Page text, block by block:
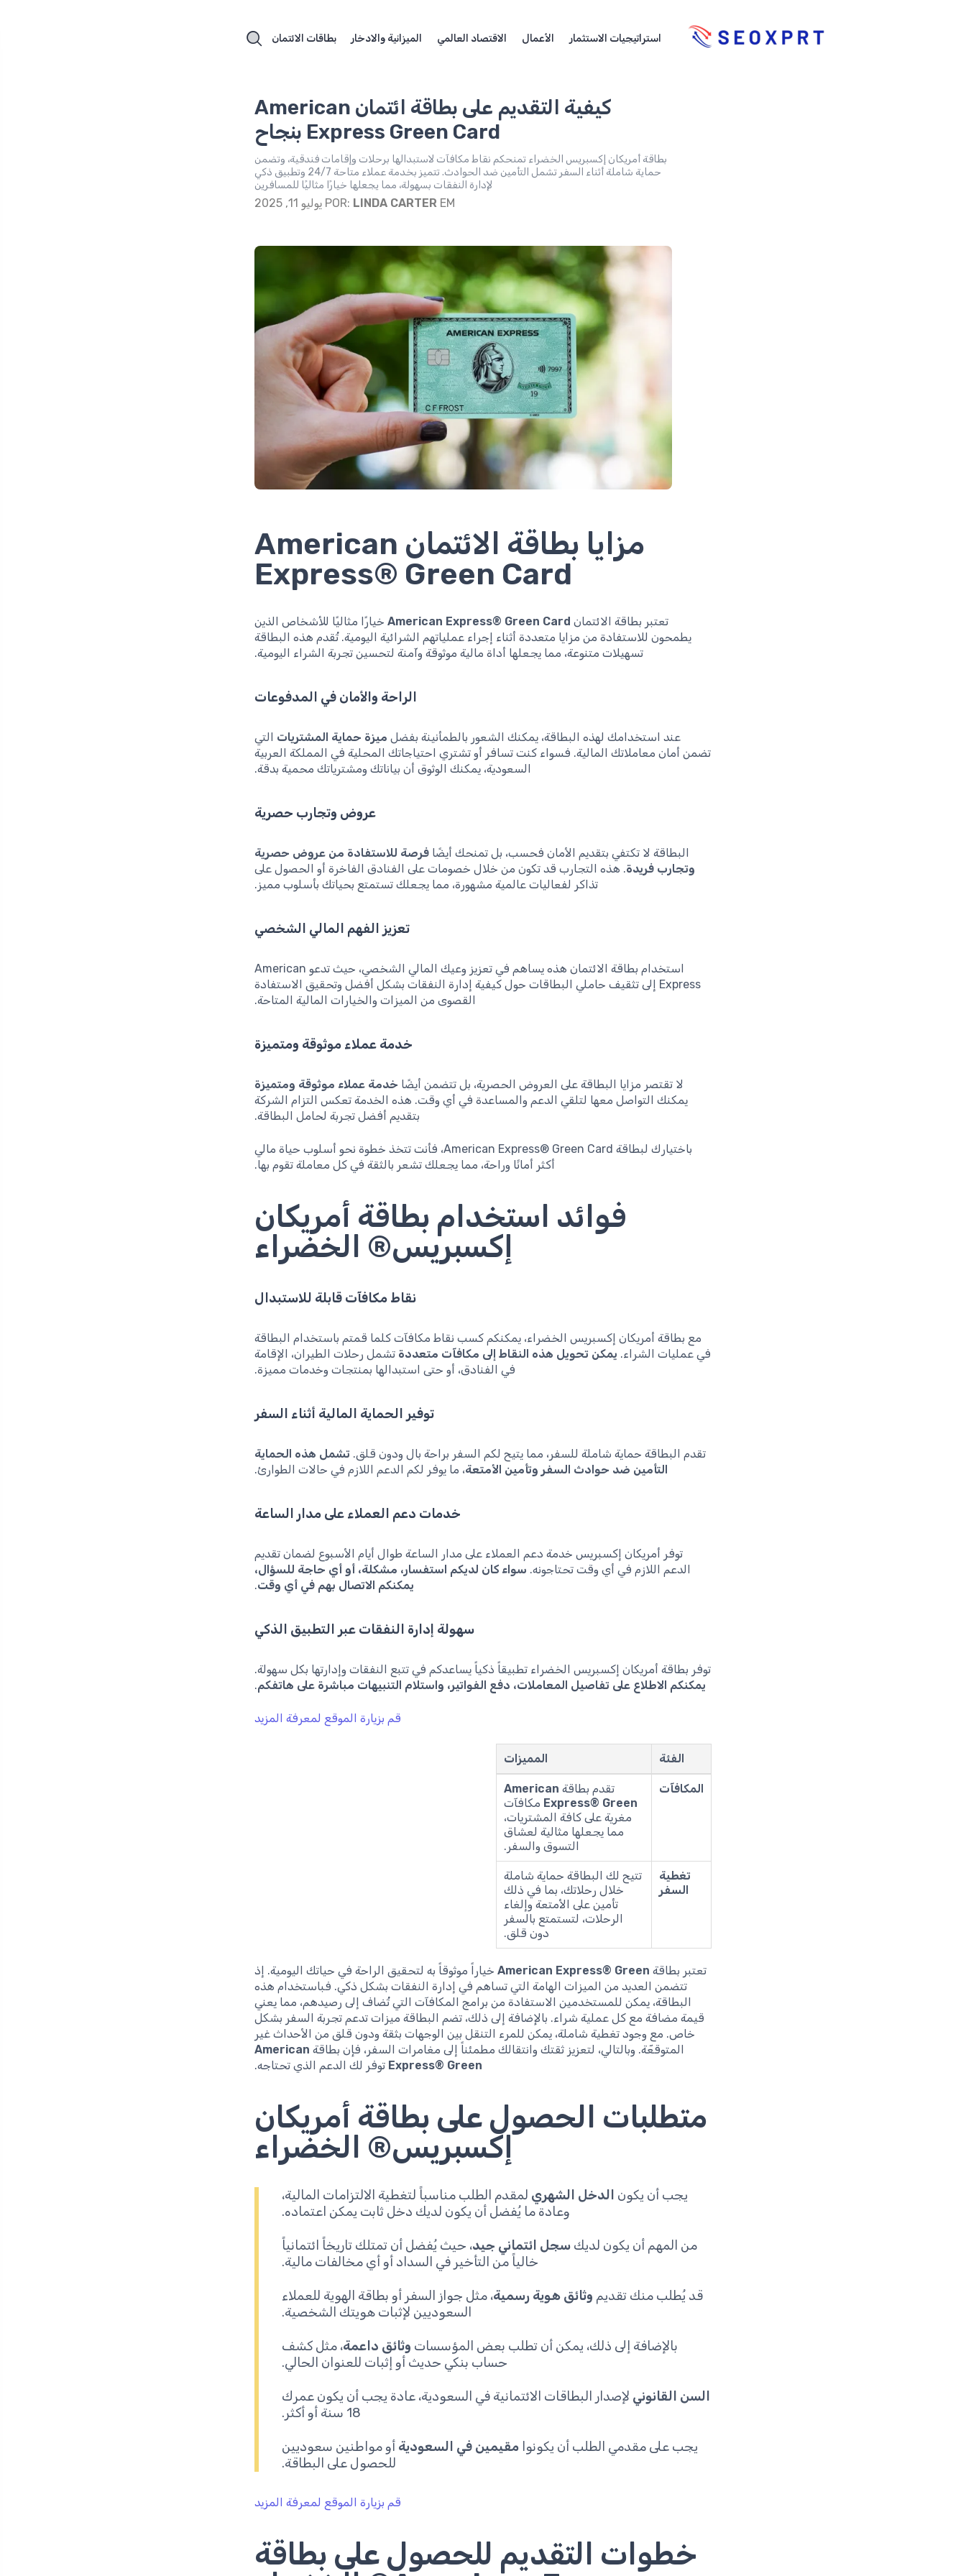
استراتيجيات الاستثمار الأعمال الاقتصاد العالمي الميزانية والادخار بطاقات الائتمان
كيفية التقديم على بطاقة ائتمان American
Express Green Card بنجاح
بطاقة أمريكان إكسبريس الخضراء تمنحكم نقاط مكافآت لاستبدالها برحلات وإقامات فندقية، وتضمن
حماية شاملة أثناء السفر تشمل التأمين ضد الحوادث. تتميز بخدمة عملاء متاحة 24/7 وتطبيق ذكي
لإدارة النفقات بسهولة، مما يجعلها خيارًا مثاليًا للمسافرين
POR: LINDA CARTER EM يوليو 11, 2025
مزايا بطاقة الائتمان American
Express® Green Card
تعتبر بطاقة الائتمان American Express® Green Cardخيارًا مثاليًا للأشخاص الذين
يطمحون للاستفادة من مزايا متعددة أثناء إجراء عملياتهم الشرائية اليومية. تُقدم هذه البطاقة
تسهيلات متنوعة، مما يجعلها أداة مالية موثوقة وآمنة لتحسين تجربة الشراء اليومية.
الراحة والأمان في المدفوعات
عند استخدامك لهذه البطاقة، يمكنك الشعور بالطمأنينة بفضل ميزة حماية المشتريات التي
تضمن أمان معاملاتك المالية. فسواء كنت تسافر أو تشتري احتياجاتك المحلية في المملكة العربية
السعودية، يمكنك الوثوق أن بياناتك ومشترياتك محمية بدقة.
عروض وتجارب حصرية
البطاقة لا تكتفي بتقديم الأمان فحسب، بل تمنحك أيضًا فرصة للاستفادة من عروض حصرية
وتجارب فريدة. هذه التجارب قد تكون من خلال خصومات على الفنادق الفاخرة أو الحصول على
تذاكر لفعاليات عالمية مشهورة، مما يجعلك تستمتع بحياتك بأسلوب مميز.
تعزيز الفهم المالي الشخصي
استخدام بطاقة الائتمان هذه يساهم في تعزيز وعيك المالي الشخصي، حيث تدعو American
Express إلى تثقيف حاملي البطاقات حول كيفية إدارة النفقات بشكل أفضل وتحقيق الاستفادة
القصوى من الميزات والخيارات المالية المتاحة.
خدمة عملاء موثوقة ومتميزة
لا تقتصر مزايا البطاقة على العروض الحصرية، بل تتضمن أيضًا خدمة عملاء موثوقة ومتميزة
يمكنك التواصل معها لتلقي الدعم والمساعدة في أي وقت. هذه الخدمة تعكس التزام الشركة
بتقديم أفضل تجربة لحامل البطاقة.
باختيارك لبطاقة American Express® Green Card، فأنت تتخذ خطوة نحو أسلوب حياة مالي
أكثر أمانًا وراحة، مما يجعلك تشعر بالثقة في كل معاملة تقوم بها.
فوائد استخدام بطاقة أمريكان
إكسبريس® الخضراء
نقاط مكافآت قابلة للاستبدال
مع بطاقة أمريكان إكسبريس الخضراء، يمكنكم كسب نقاط مكافآت كلما قمتم باستخدام البطاقة
في عمليات الشراء. يمكن تحويل هذه النقاط إلى مكافآت متعددة تشمل رحلات الطيران، الإقامة
في الفنادق، أو حتى استبدالها بمنتجات وخدمات مميزة.
توفير الحماية المالية أثناء السفر
تقدم البطاقة حماية شاملة للسفر، مما يتيح لكم السفر براحة بال ودون قلق. تشمل هذه الحماية
التأمين ضد حوادث السفر وتأمين الأمتعة، ما يوفر لكم الدعم اللازم في حالات الطوارئ.
خدمات دعم العملاء على مدار الساعة
توفر أمريكان إكسبريس خدمة دعم العملاء على مدار الساعة طوال أيام الأسبوع لضمان تقديم
الدعم اللازم في أي وقت تحتاجونه. سواء كان لديكم استفسار، مشكلة، أو أي حاجة للسؤال،
يمكنكم الاتصال بهم في أي وقت.
سهولة إدارة النفقات عبر التطبيق الذكي
توفر بطاقة أمريكان إكسبريس الخضراء تطبيقاً ذكياً يساعدكم في تتبع النفقات وإدارتها بكل سهولة.
يمكنكم الاطلاع على تفاصيل المعاملات، دفع الفواتير، واستلام التنبيهات مباشرة على هاتفكم.
قم بزيارة الموقع لمعرفة المزيد
الفئة المميزات
المكافآت تقدم بطاقة American
Express® Green مكافآت
مغرية على كافة المشتريات،
مما يجعلها مثالية لعشاق
التسوق والسفر.
تغطية
السفر
تتيح لك البطاقة حماية شاملة
خلال رحلاتك، بما في ذلك
تأمين على الأمتعة وإلغاء
الرحلات، لتستمتع بالسفر
دون قلق.
تعتبر بطاقة American Express® Greenخياراً موثوقاً به لتحقيق الراحة في حياتك اليومية. إذ
تتضمن العديد من الميزات الهامة التي تساهم في إدارة النفقات بشكل ذكي. فباستخدام هذه
البطاقة، يمكن للمستخدمين الاستفادة من برامج المكافآت التي تُضاف إلى رصيدهم، مما يعني
قيمة مضافة مع كل عملية شراء. بالإضافة إلى ذلك، تضم البطاقة ميزات تدعم تجربة السفر بشكل
خاص. مع وجود تغطية شاملة، يمكن للمرء التنقل بين الوجهات بثقة ودون قلق من الأحداث غير
المتوقعّة. وبالتالي، لتعزيز ثقتك وانتقالك مطمئناً إلى مغامرات السفر، فإن بطاقة American
Express® Green توفر لك الدعم الذي تحتاجه.
متطلبات الحصول على بطاقة أمريكان
إكسبريس® الخضراء
يجب أن يكون الدخل الشهري لمقدم الطلب مناسباً لتغطية الالتزامات المالية،
وعادة ما يُفضل أن يكون لديك دخل ثابت يمكن اعتماده.
من المهم أن يكون لديك سجل ائتماني جيد، حيث يُفضل أن تمتلك تاريخاً ائتمانياً
خالياً من التأخير في السداد أو أي مخالفات مالية.
قد يُطلب منك تقديم وثائق هوية رسمية، مثل جواز السفر أو بطاقة الهوية للعملاء
السعوديين لإثبات هويتك الشخصية.
بالإضافة إلى ذلك، يمكن أن تطلب بعض المؤسسات وثائق داعمة، مثل كشف
حساب بنكي حديث أو إثبات للعنوان الحالي.
السن القانوني لإصدار البطاقات الائتمانية في السعودية، عادة يجب أن يكون عمرك
18 سنة أو أكثر.
يجب على مقدمي الطلب أن يكونوا مقيمين في السعودية أو مواطنين سعوديين
للحصول على البطاقة.
قم بزيارة الموقع لمعرفة المزيد
خطوات التقديم للحصول على بطاقة